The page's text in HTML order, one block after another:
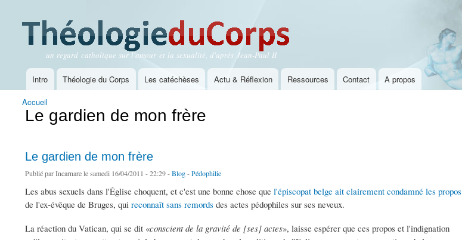
Théologie du Corps
un regard catholique sur l'amour et la sexualité, d'après Jean-Paul II
Menu principal
Intro Théologie du Corps Les catéchèses Actu & Réflexion Ressources Contact A propos
Vous êtes ici
Accueil
Le gardien de mon frère
Le gardien de mon frère
Publié parIncarnarele samedi 16/04/2011 - 22:29 -Blog-Pédophilie
Les abus sexuels dans l'Église choquent, et c'est une bonne chose que l'épiscopat belge ait clairement condamné les propos
de l'ex-évêque de Bruges, qui reconnaît sans remords des actes pédophiles sur ses neveux.
La réaction du Vatican, qui se dit «conscient de la gravité de [ses] actes», laisse espérer que ces propos et l'indignation